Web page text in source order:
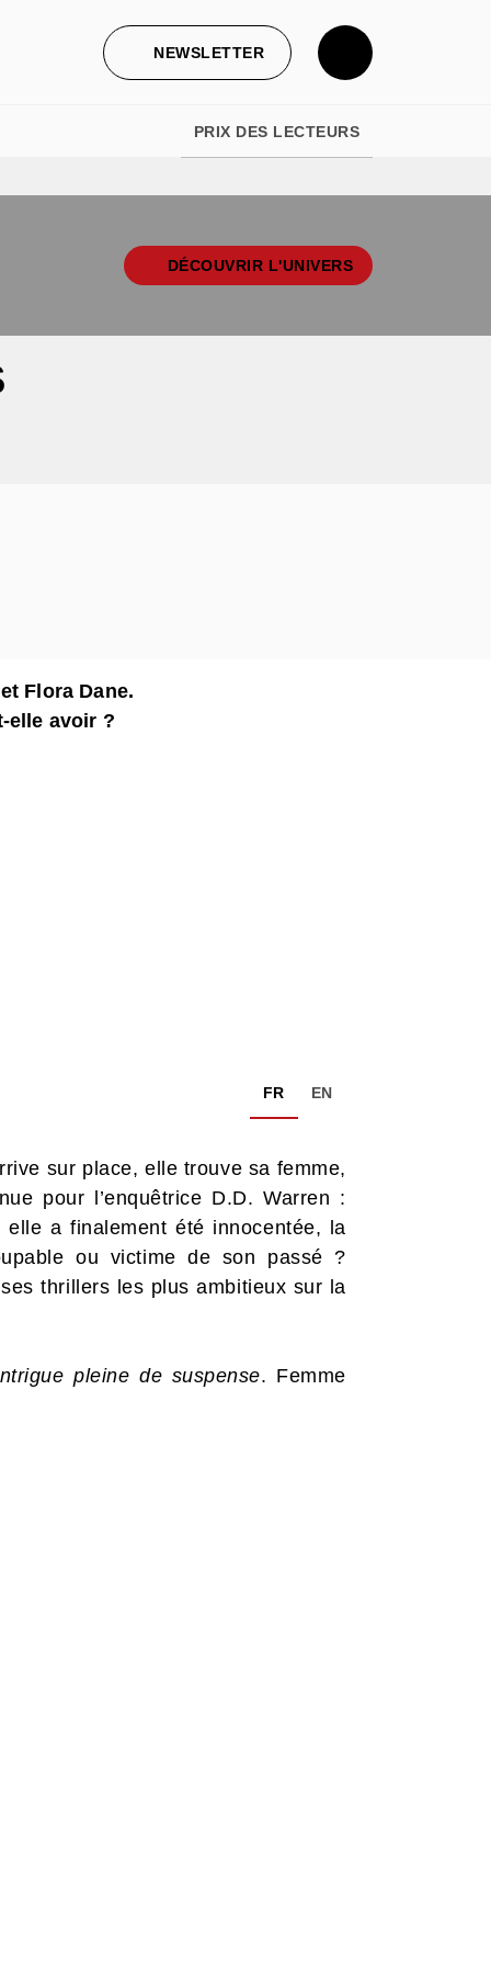
NEWSLETTER
PRIX DES LECTEURS
DÉCOUVRIR L'UNIVERS
Flora Dane.
elle avoir ?
FR EN
sur place, elle trouve sa femme,
pour l’enquêtrice D.D. Warren :
elle a finalement été innocentée, la
ou victime de son passé ?
thrillers les plus ambitieux sur la
pleine de suspense. Femme